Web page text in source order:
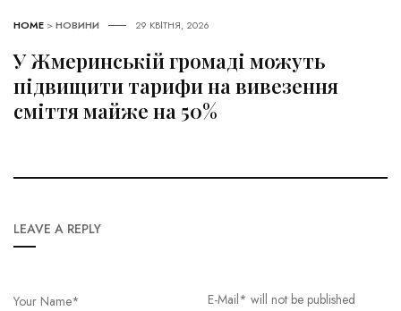
HOME >НОВИНИ 29 КВІТНЯ, 2026
У Жмеринській громаді можуть
підвищити тарифи на вивезення
сміття майже на 50%
LEAVE A REPLY